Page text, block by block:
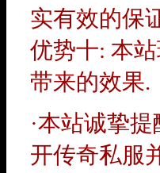
实有效的保
优势十: 本
带来的效果.
·本站诚挚
开传奇私服